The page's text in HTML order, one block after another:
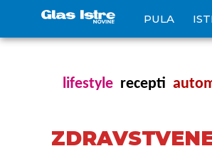
PULA
lifestyle recepti